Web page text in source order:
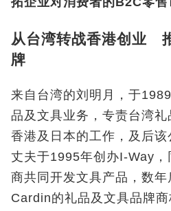
从台湾转战香港创业
牌
来自台湾的刘明月，于
品及文具业务，专责台湾
香港及日本的工作，及后
丈夫于1995年创办I-Way，
商共同开发文具产品，数
Cardin的礼品及文具品牌